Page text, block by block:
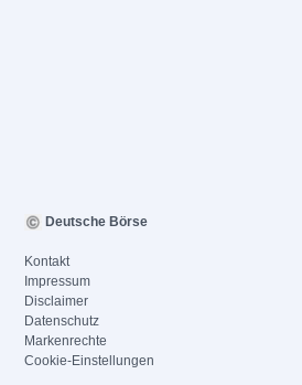
Deutsche Börse
Kontakt
Impressum
Disclaimer
Datenschutz
Markenrechte
Cookie-Einstellungen